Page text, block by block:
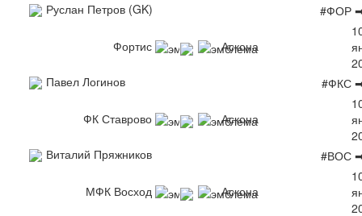
Руслан Петров (GK)
#ФОР
Фортис Аскона
Павел Логинов
#ФКС
ФК Ставрово Аскона
Виталий Пряжников
#ВОС
МФК Восход Аскона